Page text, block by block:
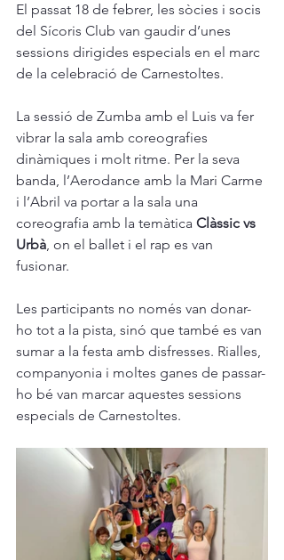
El passat 18 de febrer, les sòcies i socis
del Sícoris Club van gaudir d’unes
sessions dirigides especials en el marc
de la celebració de Carnestoltes.
La sessió de Zumba amb el Luis va fer
vibrar la sala amb coreografies
dinàmiques i molt ritme. Per la seva
banda, l’Aerodance amb la Mari Carme
i l’Abril va portar a la sala una
coreografia amb la temàtica Clàssic vs
Urbà, on el ballet i el rap es van
fusionar.
Les participants no només van donar-
ho tot a la pista, sinó que també es van
sumar a la festa amb disfresses. Rialles,
companyonia i moltes ganes de passar-
ho bé van marcar aquestes sessions
especials de Carnestoltes.